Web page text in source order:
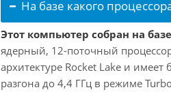
На базе какого
Этот компьютер собран на
ядерный, 12-поточный
архитектуре Rocket Lake и
разгона до 4,4 ГГц в режиме